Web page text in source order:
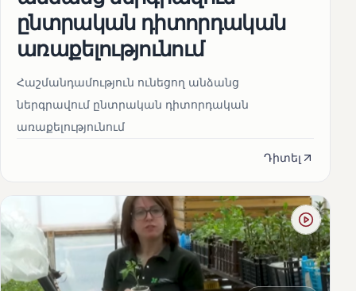
ընտրական դիտորդական
առաքելությունում
Հաշմանդամություն ունեցող անձանց
ներգրավում ընտրական դիտորդական
առաքելությունում
Դիտել